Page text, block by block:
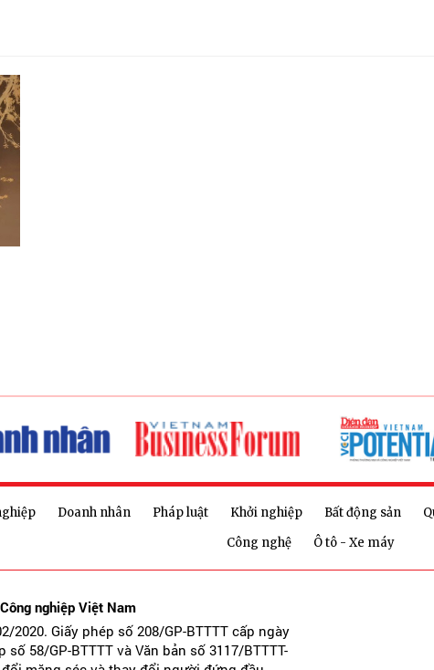
Doanh nhân Pháp luật Khởi nghiệp Bất động sản
Công nghệ
Ô tô - Xe máy
nghiệp Việt Nam
2020. Giấy phép số 208/GP-BTTTT cấp ngày
58/GP-BTTTT và Văn bản số 3117/BTTTT-